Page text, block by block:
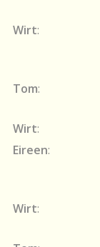
Wirt:
Tom:
Wirt:
Eireen:
Wirt: